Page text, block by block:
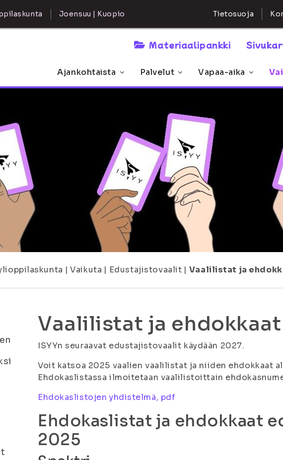
Joensuu | Kuopio Tietosuoja
Materiaalipankki
Ajankohtaista Palvelut Vapaa-aika
| Vaikuta | Edustajistovaalit | Vaalilistat ja
Vaalilistat ja ehdokkaat
ISYYn seuraavat edustajistovaalit käydään 2027.
Voit katsoa 2025 vaalien vaalilistat ja niiden ehdokkaat
Ehdokaslistassa ilmoitetaan vaalilistoittain
Ehdokaslistojen yhdistelmä, pdf
Ehdokaslistat ja ehdokkaat
2025